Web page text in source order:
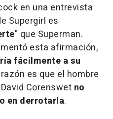
en una entrevista
Supergirl es
" que Superman.
esta afirmación,
fácilmente a su
es que el hombre
Corenswet no
en derrotarla.